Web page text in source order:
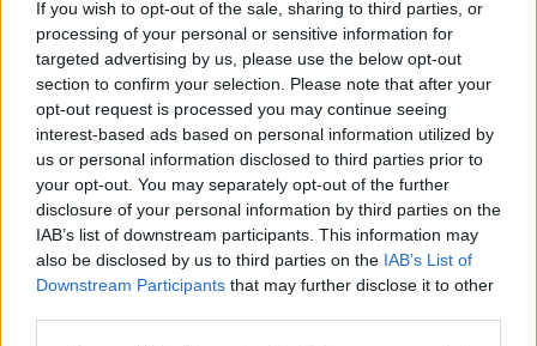
If you wish to opt-out of the sale, sharing to third parties, or
processing of your personal or sensitive information for
targeted advertising by us, please use the below opt-out
section to confirm your selection. Please note that after your
opt-out request is processed you may continue seeing
interest-based ads based on personal information utilized by
us or personal information disclosed to third parties prior to
your opt-out. You may separately opt-out of the further
disclosure of your personal information by third parties on the
IAB’s list of downstream participants. This information may
also be disclosed by us to third parties on the IAB’s List of
Downstream Participants that may further disclose it to other
Article précédent
Cette astuce à moins de 5
euros qui dit adieu au
froid aux pieds chaque
matin
Article suivant
Gêne après repas : un
signe inquiétant de cancer
digestif à ne pas ignorer